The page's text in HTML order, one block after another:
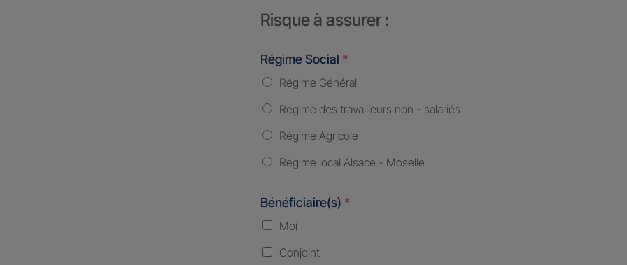
Risque à assurer :
Régime Social *
Régime Général
Régime des travailleurs non - salariés
Régime Agricole
Régime local Alsace - Moselle
Bénéficiaire(s) *
Moi
Conjoint